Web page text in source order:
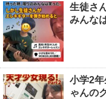
生徒さ
みんな
小学2
ゃんの